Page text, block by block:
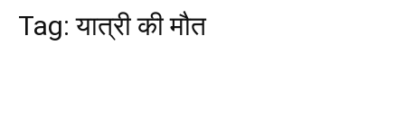
Tag:यात्री की मौत